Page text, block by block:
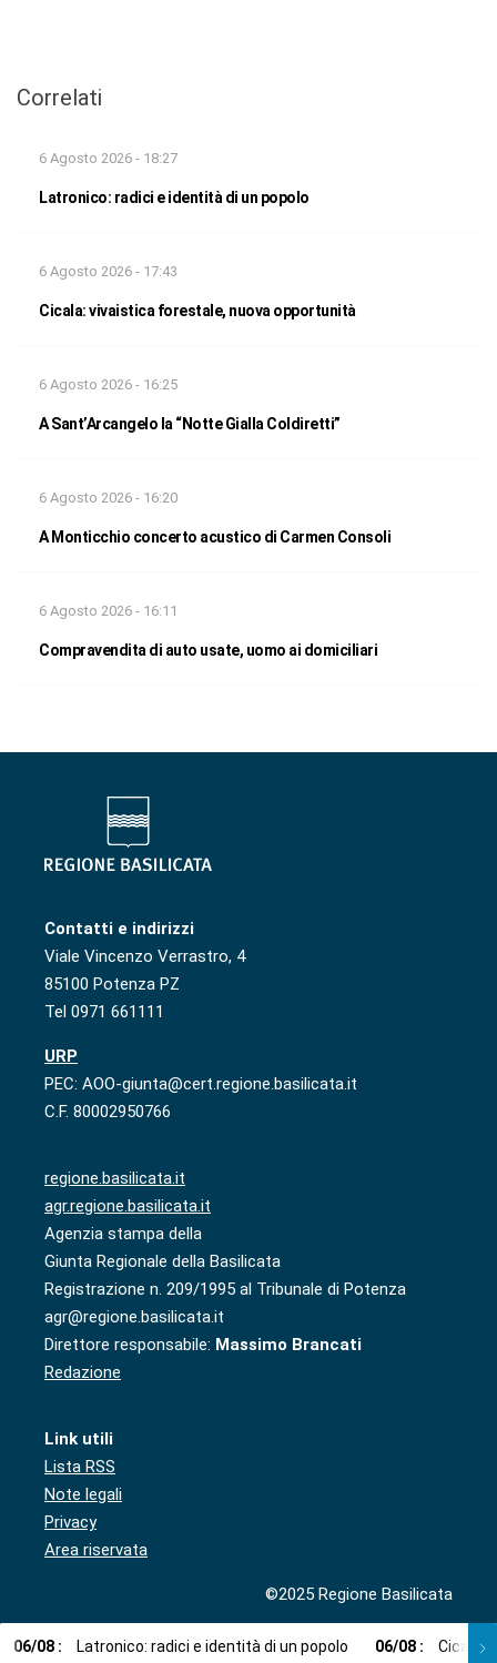
Correlati
6 Agosto 2026 - 18:27
Latronico: radici e identità di un popolo
6 Agosto 2026 - 17:43
Cicala: vivaistica forestale, nuova opportunità
6 Agosto 2026 - 16:25
A Sant’Arcangelo la “Notte Gialla Coldiretti”
6 Agosto 2026 - 16:20
A Monticchio concerto acustico di Carmen Consoli
6 Agosto 2026 - 16:11
Compravendita di auto usate, uomo ai domiciliari
Contatti e indirizzi
Viale Vincenzo Verrastro, 4
85100 Potenza PZ
Tel 0971 661111
URP
PEC: AOO-giunta@cert.regione.basilicata.it
C.F. 80002950766
regione.basilicata.it
agr.regione.basilicata.it
Agenzia stampa della
Giunta Regionale della Basilicata
Registrazione n. 209/1995 al Tribunale di Potenza
agr@regione.basilicata.it
Direttore responsabile: Massimo Brancati
Redazione
Link utili
Lista RSS
Note legali
Privacy
Area riservata
©2025 Regione Basilicata
06/08 : Latronico: radici e identità di un popolo 06/08 : Cicala: